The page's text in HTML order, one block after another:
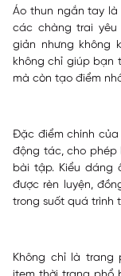
Áo thun ngắn tay
các chàng trai
giản nhưng không
không chỉ giúp bạn
mà còn tạo điểm
Đặc điểm chính
động tác, cho phép
bài tập. Kiểu dáng
được rèn luyện,
trong suốt quá trình
Không chỉ là